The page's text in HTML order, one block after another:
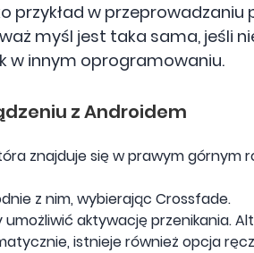
przykład w przeprowadzaniu
myśl jest taka sama, jeśli
w innym oprogramowaniu.
z Androidem
znajduje się w prawym górnym
z nim, wybierając Crossfade.
aktywację przenikania.
istnieje również opcja